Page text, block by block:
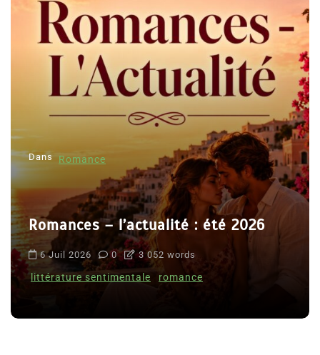
Dans Romance
Romances – l’actualité : été 2026
6 Juil 2026 0 3 052 words
littérature sentimentale romance